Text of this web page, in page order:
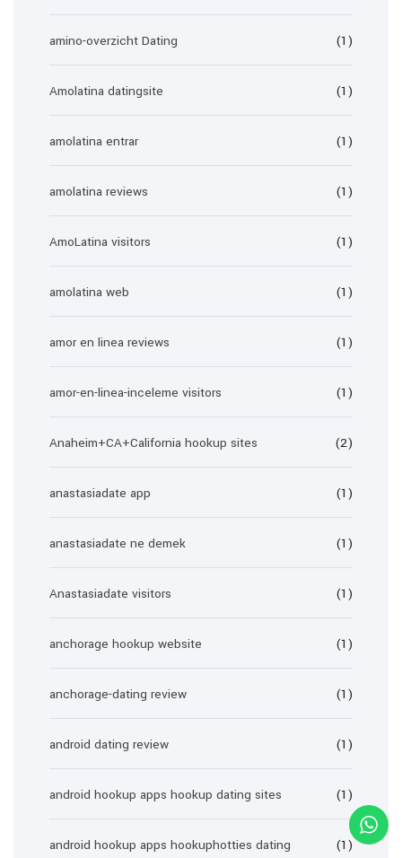
amino-overzicht Dating (1)
Amolatina datingsite (1)
amolatina entrar (1)
amolatina reviews (1)
AmoLatina visitors (1)
amolatina web (1)
amor en linea reviews (1)
amor-en-linea-inceleme visitors (1)
Anaheim+CA+California hookup sites (2)
anastasiadate app (1)
anastasiadate ne demek (1)
Anastasiadate visitors (1)
anchorage hookup website (1)
anchorage-dating review (1)
android dating review (1)
android hookup apps hookup dating sites (1)
android hookup apps hookuphotties dating (1)